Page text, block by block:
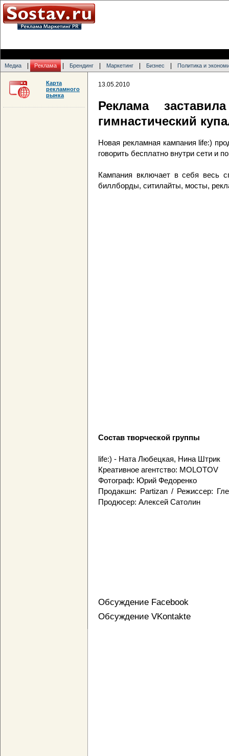
Медиа Реклама Брендинг Маркетинг Бизнес Политика и
13.05.2010
Реклама
гимнастический
Новая рекламная кампания life:)
говорить бесплатно внутри сети и
Кампания включает в себя весь
биллборды, ситилайты, мосты,
Состав творческой группы
life:) - Ната Любецкая, Нина Штрик
Креативное агентство: MOLOTOV
Фотограф: Юрий Федоренко
Продакшн: Partizan / Режиссер:
Продюсер: Алексей Сатолин
Обсуждение Facebook
Обсуждение VKontakte
Карта
рекламного
рынка